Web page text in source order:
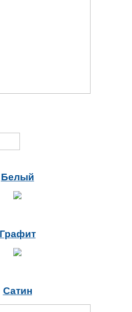
Белый
Графит
Сатин